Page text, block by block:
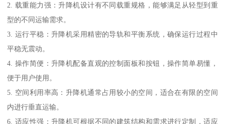
2. 载重能力强：升降机设计有不同载重规格，能够满足从轻型到重
型的不同运输需求。
3. 运行平稳：升降机采用精密的导轨和平衡系统，确保运行过程中
平稳无震动。
4. 操作简便：升降机配备直观的控制面板和按钮，操作简单易懂，
便于用户使用。
5. 空间利用率高：升降机通常占用较小的空间，适合在有限的空间
内进行垂直运输。
6. 适应性强：升降机可根据不同的建筑结构和需求进行定制，适应